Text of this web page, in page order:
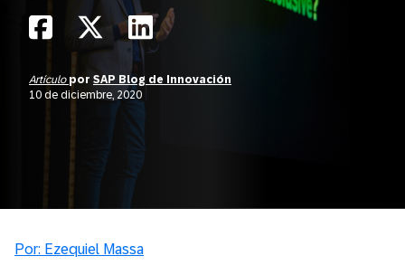
Artículo por SAP Blog de Innovación
10 de diciembre, 2020
Por: Ezequiel Massa